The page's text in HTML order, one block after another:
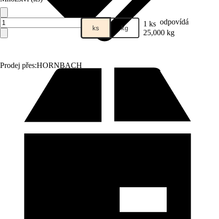
Prodej přes:HORNBACH
ks kg 1 ks odpovídá
25,000 kg